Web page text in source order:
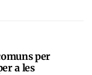
per
a les